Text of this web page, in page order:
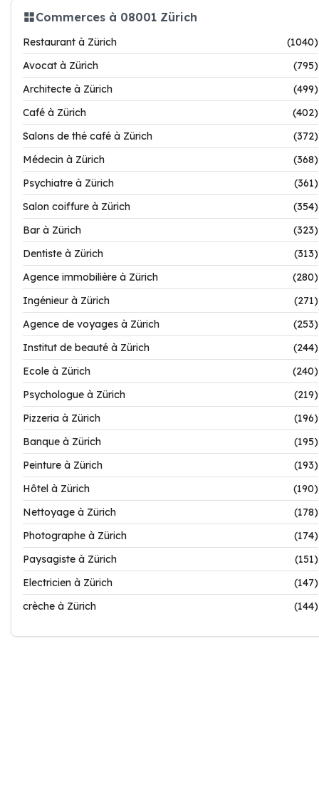
Commerces à 08001 Zürich
Restaurant à Zürich
(1040)
Avocat à Zürich
(795)
Architecte à Zürich
(499)
Café à Zürich
(402)
Salons de thé café à Zürich
(372)
Médecin à Zürich
(368)
Psychiatre à Zürich
(361)
Salon coiffure à Zürich
(354)
Bar à Zürich
(323)
Dentiste à Zürich
(313)
Agence immobilière à Zürich
(280)
Ingénieur à Zürich
(271)
Agence de voyages à Zürich
(253)
Institut de beauté à Zürich
(244)
Ecole à Zürich
(240)
Psychologue à Zürich
(219)
Pizzeria à Zürich
(196)
Banque à Zürich
(195)
Peinture à Zürich
(193)
Hôtel à Zürich
(190)
Nettoyage à Zürich
(178)
Photographe à Zürich
(174)
Paysagiste à Zürich
(151)
Electricien à Zürich
(147)
crèche à Zürich
(144)